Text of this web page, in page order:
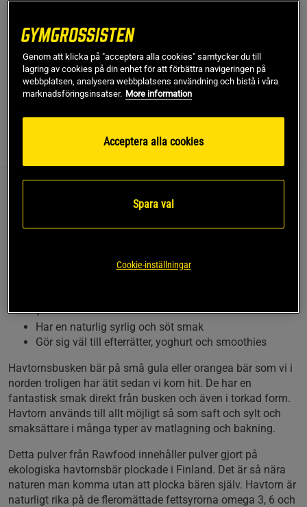
Havtornspulver EKO från Rawpowder innehåller enbart 100
% ekologiska havtornsbär i pulverform. Underbart gott i
smoothies, till efterrätter, yoghurt eller bara som det är.
Läs mer
Recensioner
Finland. Detta goda pulver passar i allehanda matlagning
men används med fördel till sötare saker som smoothies
7
Har en naturlig syrlig och söt smak
Gör sig väl till efterrätter, yoghurt och smoothies
Havtornsbusken bär på små gula eller orangea bär som vi i
norden troligen har ätit sedan vi kom hit. De har en
fantastisk smak direkt från busken och även i torkad form.
Havtorn används till allt möjligt så som saft och sylt och
smaksättare i många typer av matlagning och bakning.
Detta pulver från Rawfood innehåller pulver gjort på
ekologiska havtornsbär plockade i Finland. Det är så nära
naturen man komma utan att plocka bären själv. Havtorn är
naturligt rika på de fleromättade fettsyrorna omega 3, 6 och
Genom att klicka på "acceptera alla cookies" samtycker du till
lagring av cookies på din enhet för att förbättra navigeringen på
webbplatsen, analysera webbplatsens användning och bistå i våra
marknadsföringsinsatser. More information
Acceptera alla cookies
Spara val
Cookie-inställningar